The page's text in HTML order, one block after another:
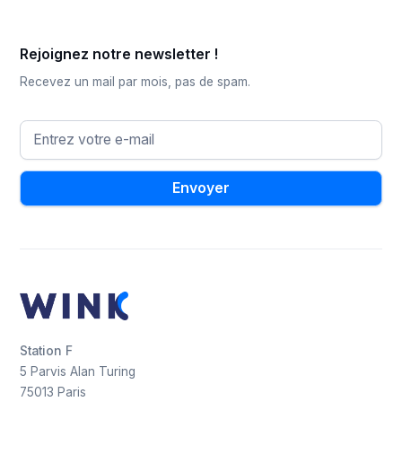
Rejoignez notre newsletter !
Recevez un mail par mois, pas de spam.
Station F
5 Parvis Alan Turing
75013 Paris